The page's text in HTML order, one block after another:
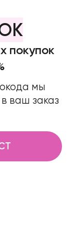
покупок
мы
ваш заказ